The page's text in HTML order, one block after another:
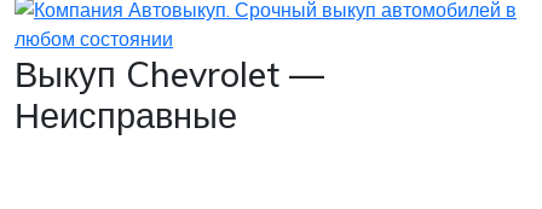
Выкуп Chevrolet —
Неисправные